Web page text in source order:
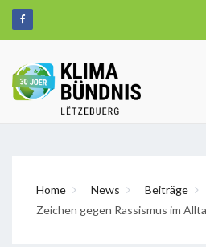
Home News Beiträge
Zeichen gegen Rassismus im